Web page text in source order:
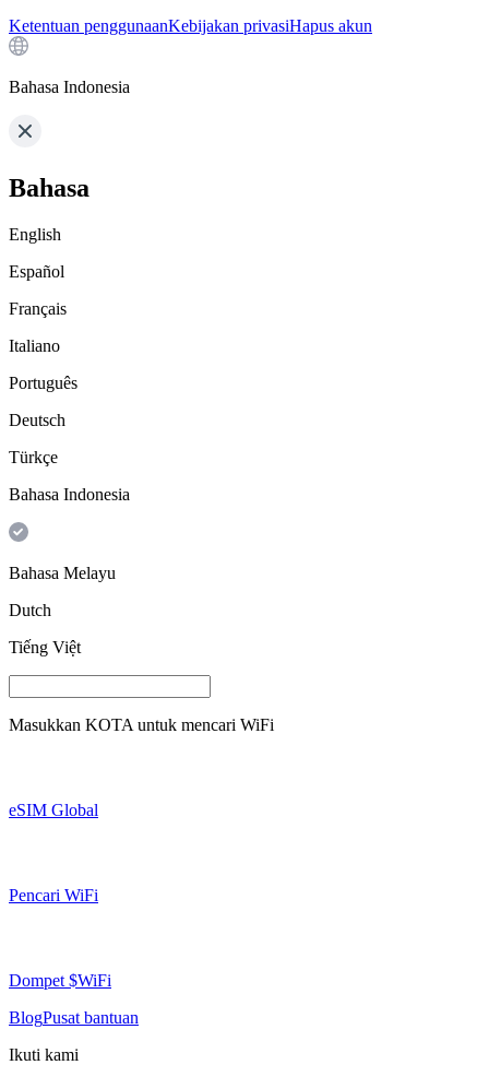
Ketentuan penggunaanKebijakan privasiHapus akun
Bahasa Indonesia
Bahasa
English
Español
Français
Italiano
Português
Deutsch
Türkçe
Bahasa Indonesia
Bahasa Melayu
Dutch
Tiếng Việt
Masukkan KOTA untuk mencari WiFi
eSIM Global
Pencari WiFi
Dompet $WiFi
BlogPusat bantuan
Ikuti kami